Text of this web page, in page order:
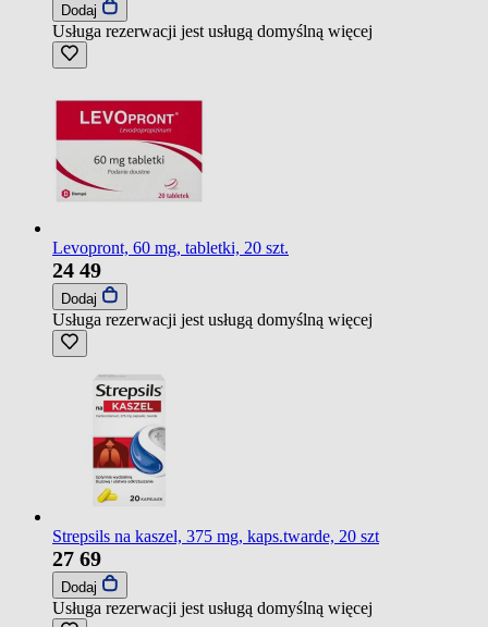
Dodaj
Usługa rezerwacji jest usługą domyślną więcej
Levopront, 60 mg, tabletki, 20 szt.
24 49
Dodaj
Usługa rezerwacji jest usługą domyślną więcej
Strepsils na kaszel, 375 mg, kaps.twarde, 20 szt
27 69
Dodaj
Usługa rezerwacji jest usługą domyślną więcej